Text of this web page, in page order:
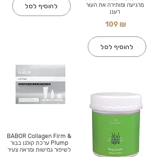
להוסיף לסל
BABOR Collagen Firm &
Plump ערכת קולגן בבור
לשיפור גמישות ומראה צעיר
מרגיעה ומותירה את העור
רענן
109 ₪
להוסיף לסל